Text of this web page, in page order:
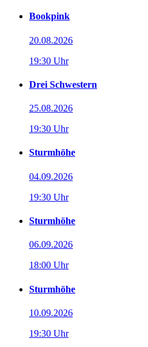
Bookpink
20.08.2026
19:30 Uhr
Drei Schwestern
25.08.2026
19:30 Uhr
Sturmhöhe
04.09.2026
19:30 Uhr
Sturmhöhe
06.09.2026
18:00 Uhr
Sturmhöhe
10.09.2026
19:30 Uhr